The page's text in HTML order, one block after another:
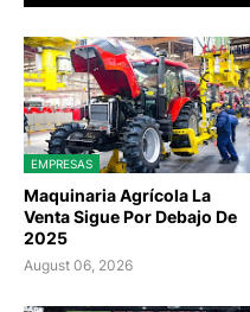
EMPRESAS
Maquinaria Agrícola La
Venta Sigue Por Debajo De
2025
August 06, 2026